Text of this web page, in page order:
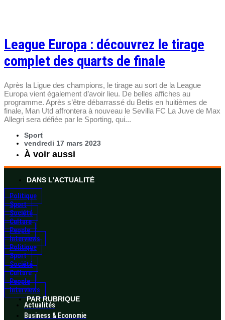
League Europa : découvrez le tirage
complet des quarts de finale
Après la Ligue des champions, le tirage au sort de la League
Europa vient également d’avoir lieu. De belles affiches au
programme. Après s’être débarrassé du Betis en huitièmes de
finale, Man Utd affrontera à nouveau le Sevilla FC La Juve de Max
Allegri sera défiée par le Sporting, qui...
Sport
vendredi 17 mars 2023
À voir aussi
DANS L'ACTUALITÉ
Politique
Sport
Société
Culture
People
Interviews
Politique
Sport
Société
Culture
People
Interviews
PAR RUBRIQUE
Actualités
Business & Economie